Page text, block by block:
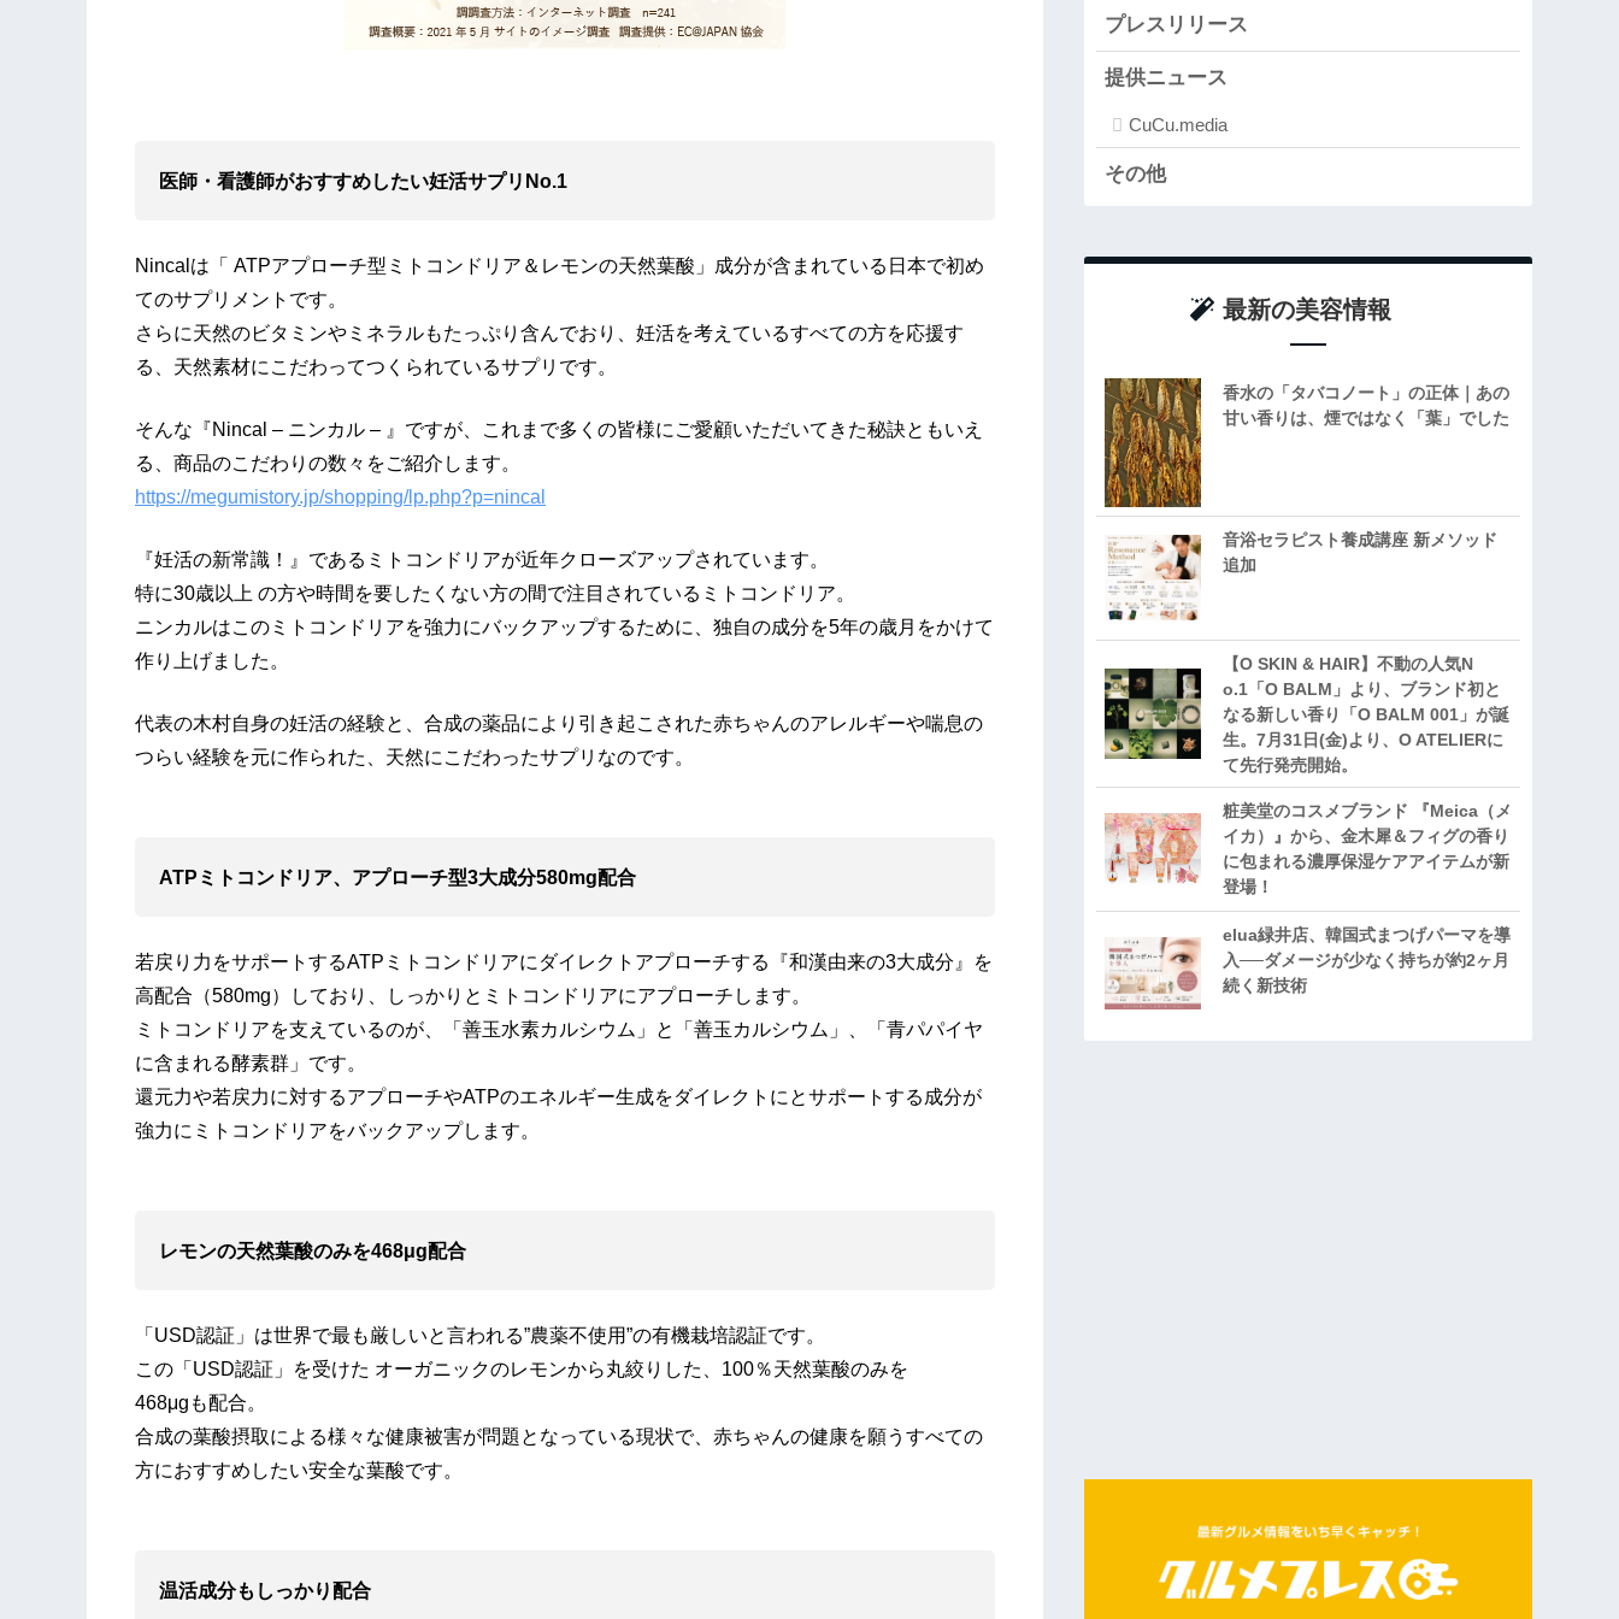
医師・看護師がおすすめしたい妊活サプリNo.1
Nincalは「 ATPアプローチ型ミトコンドリア＆レモンの天然葉酸」成分が含まれている日本で初め
てのサプリメントです。
さらに天然のビタミンやミネラルもたっぷり含んでおり、妊活を考えているすべての方を応援す
る、天然素材にこだわってつくられているサプリです。
そんな『Nincal – ニンカル – 』ですが、これまで多くの皆様にご愛顧いただいてきた秘訣ともいえ
る、商品のこだわりの数々をご紹介します。
https://megumistory.jp/shopping/lp.php?p=nincal
『妊活の新常識！』であるミトコンドリアが近年クローズアップされています。
特に30歳以上 の方や時間を要したくない方の間で注目されているミトコンドリア。
ニンカルはこのミトコンドリアを強力にバックアップするために、独自の成分を5年の歳月をかけて
作り上げました。
代表の木村自身の妊活の経験と、合成の薬品により引き起こされた赤ちゃんのアレルギーや喘息の
つらい経験を元に作られた、天然にこだわったサプリなのです。
ATPミトコンドリア、 アプローチ型3大成分580mg配合
若戻り力をサポートするATPミトコンドリアにダイレクトアプローチする『和漢由来の3大成分』を
高配合（580mg）しており、しっかりとミトコンドリアにアプローチします。
ミトコンドリアを支えているのが、「善玉水素カルシウム」と「善玉カルシウム」、「青パパイヤ
に含まれる酵素群」です。
還元力や若戻力に対するアプローチやATPのエネルギー生成をダイレクトにとサポートする成分が
強力にミトコンドリアをバックアップします。
レモンの天然葉酸のみを468μg配合
「USD認証」は世界で最も厳しいと言われる”農薬不使用”の有機栽培認証です。
この「USD認証」を受けた オーガニックのレモンから丸絞りした、100％天然葉酸のみを
468μgも配合。
合成の葉酸摂取による様々な健康被害が問題となっている現状で、赤ちゃんの健康を願うすべての
方におすすめしたい安全な葉酸です。
温活成分もしっかり配合
プレスリリース
提供ニュース
CuCu.media
その他
最新の美容情報
香水の「タバコノート」の正体｜あの
甘い香りは、煙ではなく「葉」でした
音浴セラピスト養成講座 新メソッド
追加
【O SKIN & HAIR】不動の人気N
o.1「O BALM」より、ブランド初と
なる新しい香り「O BALM 001」が誕
生。7月31日(金)より、O ATELIERに
て先行発売開始。
粧美堂のコスメブランド 『Meica（メ
イカ）』から、金木犀＆フィグの香り
に包まれる濃厚保湿ケアアイテムが新
登場！
elua緑井店、韓国式まつげパーマを導
入──ダメージが少なく持ちが約2ヶ月
続く新技術